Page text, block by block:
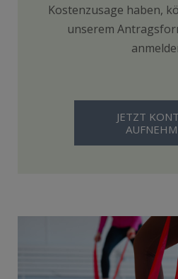
Kostenzusage haben,
unserem
JETZT